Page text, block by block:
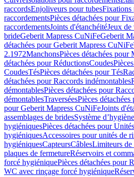
raccordsEnjoliveurs pour tubesFixations
raccordementsPièces détachées pour
raccordementsJoints d'étanchéitéJeux de
brideGeberit Mapress CuNiFeGeberit
détachées pour Geberit Mapress CuNiFe
2.1972ManchonsPièces détachées pour
détachées pour RéductionsCoudes
CoudesTésPièces détachées pour Tés
détachées pour Raccords indémontables
démontablesPièces détachées pour
démontablesTraverséesPièces détachées
pour Geberit Mapress CuNiFeJoints
assemblages de bridesSystème
hygiéniquesPièces détachées pour
hygiéniquesAccessoires pour unités de
hygiéniquesCapteursCâblesLimiteurs de
plaques de fermetureRéservoirs et
forcé hygiéniquePièces détachées pour
WC avec rinçage forcé hygiénique